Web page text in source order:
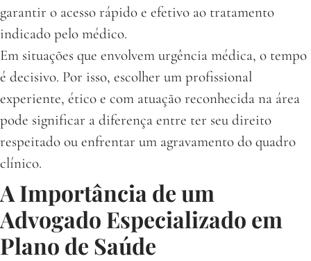
garantir o acesso rápido e efetivo ao tratamento
indicado pelo médico.
Em situações que envolvem urgência médica, o tempo
é decisivo. Por isso, escolher um profissional
experiente, ético e com atuação reconhecida na área
pode significar a diferença entre ter seu direito
respeitado ou enfrentar um agravamento do quadro
clínico.
A Importância de um
Advogado Especializado em
Plano de Saúde